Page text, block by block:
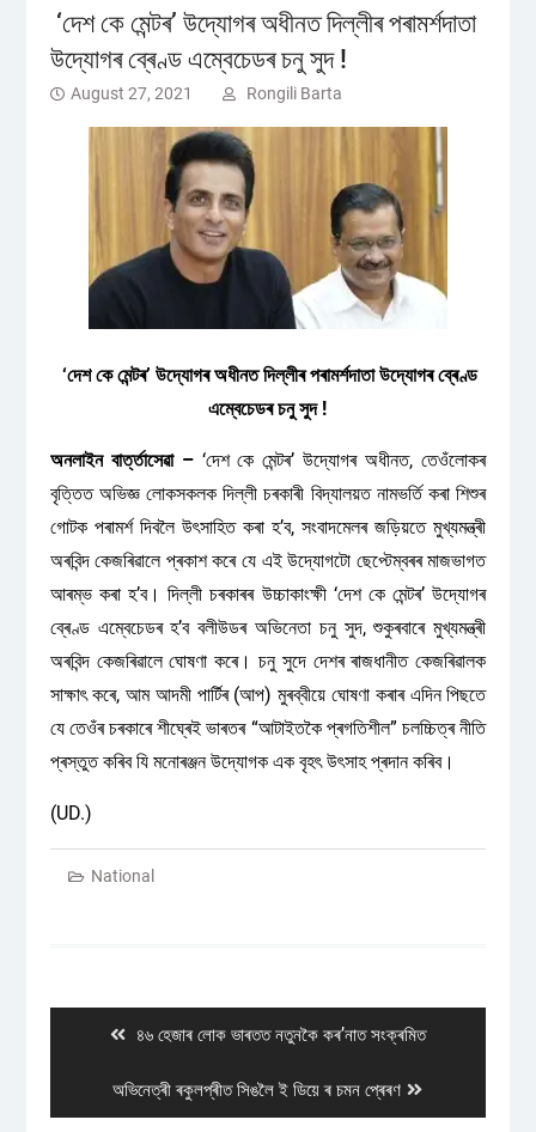
‘দেশ কে মেন্টৰ’ উদ্যোগৰ অধীনত দিল্লীৰ পৰামৰ্শদাতা
উদ্যোগৰ ব্ৰেণ্ড এম্বেচেডৰ চনু সুদ !
August 27, 2021 Rongili Barta
‘দেশ কে মেন্টৰ’ উদ্যোগৰ অধীনত দিল্লীৰ পৰামৰ্শদাতা উদ্যোগৰ ব্ৰেণ্ড
এম্বেচেডৰ চনু সুদ !
অনলাইন বাৰ্ত্তাসেৱা –‘দেশ কে মেন্টৰ’ উদ্যোগৰ অধীনত, তেওঁলোকৰ
বৃত্তিত অভিজ্ঞ লোকসকলক দিল্লী চৰকাৰী বিদ্যালয়ত নামভৰ্তি কৰা শিশুৰ
গোটক পৰামৰ্শ দিবলৈ উৎসাহিত কৰা হ’ব, সংবাদমেলৰ জড়িয়তে মুখ্যমন্ত্ৰী
অৰবিন্দ কেজৰিৱালে প্ৰকাশ কৰে যে এই উদ্যোগটো ছেপ্টেম্বৰৰ মাজভাগত
আৰম্ভ কৰা হ’ব। দিল্লী চৰকাৰৰ উচ্চাকাংক্ষী ‘দেশ কে মেন্টৰ’ উদ্যোগৰ
ব্ৰেণ্ড এম্বেচেডৰ হ’ব বলীউডৰ অভিনেতা চনু সুদ, শুকুৰবাৰে মুখ্যমন্ত্ৰী
অৰবিন্দ কেজৰিৱালে ঘোষণা কৰে। চনু সুদে দেশৰ ৰাজধানীত কেজৰিৱালক
সাক্ষাৎ কৰে, আম আদমী পাৰ্টিৰ (আপ) মুৰব্বীয়ে ঘোষণা কৰাৰ এদিন পিছতে
যে তেওঁৰ চৰকাৰে শীঘ্ৰেই ভাৰতৰ “আটাইতকৈ প্ৰগতিশীল” চলচ্চিত্ৰ নীতি
প্ৰস্তুত কৰিব যি মনোৰঞ্জন উদ্যোগক এক বৃহৎ উৎসাহ প্ৰদান কৰিব।
(UD.)
National
Previous
৪৬ হেজাৰ লোক ভাৰতত নতুনকৈ কৰʼনাত সংক্ৰমিত
Next
post:
অভিনেত্ৰী ৰকুলপ্ৰীত সিঙলৈ ই ডিয়ে ৰ চমন প্ৰেৰণ